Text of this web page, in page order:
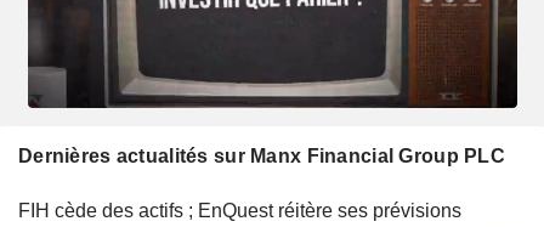
Dernières actualités sur Manx Financial Group PLC
FIH cède des actifs ; EnQuest réitère ses prévisions